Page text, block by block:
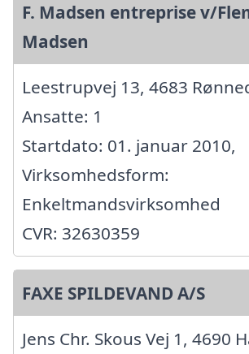
F. Madsen entreprise v/
Madsen
Leestrupvej 13, 4683
Ansatte: 1
Startdato: 01. januar 2010,
Virksomhedsform:
Enkeltmandsvirksomhed
CVR: 32630359
FAXE SPILDEVAND A/S
Jens Chr. Skous Vej 1, 4690